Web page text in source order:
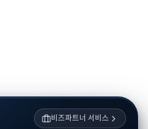
비즈파트너 서비스